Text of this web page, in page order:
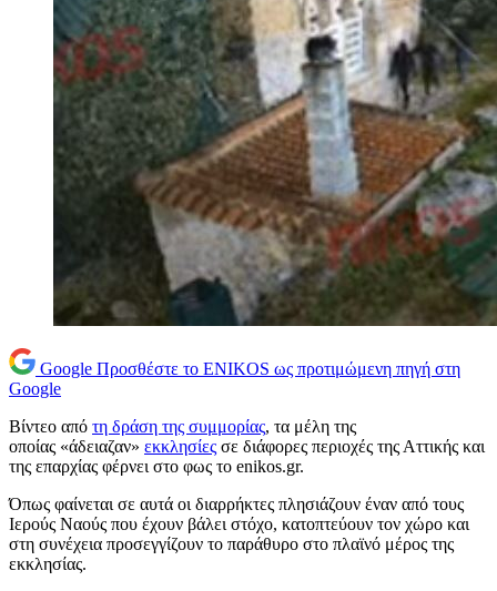
Google Προσθέστε το ENIKOS ως προτιμώμενη πηγή στη
Google
Βίντεο από τη δράση της συμμορίας, τα μέλη της
οποίας «άδειαζαν» εκκλησίες σε διάφορες περιοχές της Αττικής και
της επαρχίας φέρνει στο φως το enikos.gr.
Όπως φαίνεται σε αυτά οι διαρρήκτες πλησιάζουν έναν από τους
Ιερούς Ναούς που έχουν βάλει στόχο, κατοπτεύουν τον χώρο και
στη συνέχεια προσεγγίζουν το παράθυρο στο πλαϊνό μέρος της
εκκλησίας.